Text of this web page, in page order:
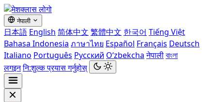
नेपाली
日本語 English 简体中文 繁體中文 한국어 Tiếng Việt
Bahasa Indonesia ภาษาไทย Español Français Deutsch
Italiano Português Русский Oʻzbekcha नेपालीবাংলা
लगइननि:शुल्क प्रयास गर्नुहोस्